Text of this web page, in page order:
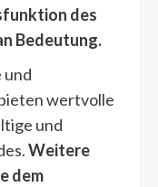
des
Bedeutung.
und
wertvolle
und
Weitere
dem